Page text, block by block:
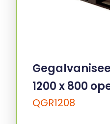
1200 x 800
QGR1208